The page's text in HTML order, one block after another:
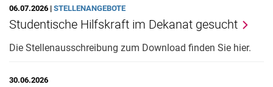
06.07.2026 | STELLENANGEBOTE
Studentische Hilfskraft im Dekanat gesucht
Die Stellenausschreibung zum Download finden Sie hier.
30.06.2026